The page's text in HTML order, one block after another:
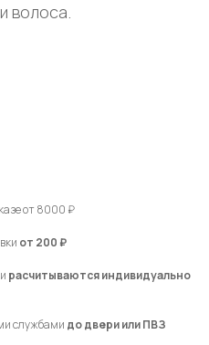
волоса.
от 8000 ₽
от 200 ₽
расчитываются индивидуально
службами до двери или ПВЗ